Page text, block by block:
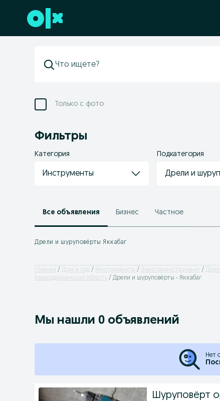
Перейти к нижнему колонтитулу
Только с фото
Фильтры
Категория
Инструменты
Подкатегория
Дрели и
Все объявления Бизнес Частное
Дрели и шуруповёрты Яккабаг
Главная Дом и сад Инструменты Электроинструмент
Кашкадарьинская область
Дрели и шуруповёрты - Яккабаг
Мы нашли 0 объявлений
Нет
Шуруповёрт